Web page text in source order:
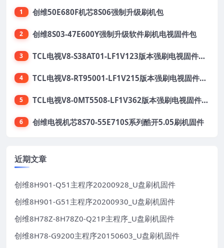
1 创维50E680F机芯8S06强制升级刷机包
2 创维8S03-47E600Y强制升级软件刷机电视固件包
3 TCL电视V8-S38AT01-LF1V123版本强刷电视固件包下载
4 TCL电视V8-RT95001-LF1V215版本强刷电视固件包下载
5 TCL电视V8-0MT5508-LF1V362版本强刷电视固件包下载
6 创维电视机芯8S70-55E710S系列酷开5.05刷机固件
近期文章
创维8H901-Q51主程序20200928_U盘刷机固件
创维8H901-G51主程序20200930_U盘刷机固件
创维8H78Z-8H78Z0-Q21P主程序_U盘刷机固件
创维8H78-G9200主程序20150603_U盘刷机固件